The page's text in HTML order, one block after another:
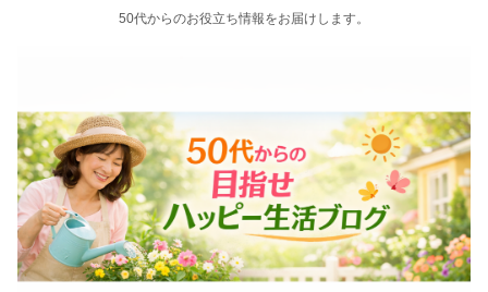
50代からのお役立ち情報をお届けします。